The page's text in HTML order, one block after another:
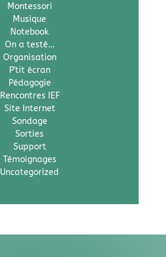
Montessori
Musique
Notebook
On a testé…
Organisation
P'tit écran
Pédagogie
Rencontres IEF
Site Internet
Sondage
Sorties
Support
Témoignages
Uncategorized